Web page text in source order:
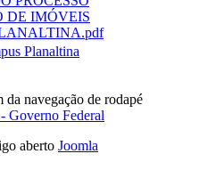
DE IMÓVEIS
Planaltina
da navegação de rodapé
aberto Joomla